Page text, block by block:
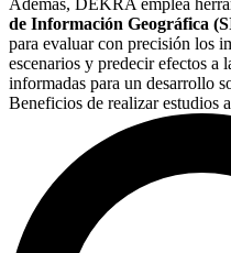
instalaciones solares, con
deslumbramiento.
Además, DEKRA emplea
de Información Geográfica
para evaluar con precisión los
escenarios y predecir efectos a
informadas para un desarrollo
Beneficios de realizar estudios